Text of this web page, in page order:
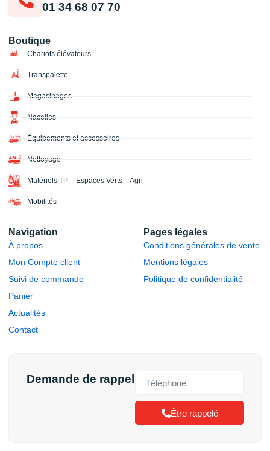
01 34 68 07 70
Boutique
Chariots élévateurs
Transpalette
Magasinages
Nacelles
Équipements et accessoires
Nettoyage
Matériels TP – Espaces Verts – Agri
Mobilités
Navigation
À propos
Mon Compte client
Suivi de commande
Panier
Actualités
Contact
Pages légales
Conditions générales de vente
Mentions légales
Politique de confidentialité
Demande de rappel
Être rappelé